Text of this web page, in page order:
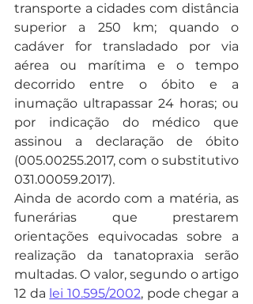
transporte a cidades com distância
superior a 250 km; quando o
cadáver for transladado por via
aérea ou marítima e o tempo
decorrido entre o óbito e a
inumação ultrapassar 24 horas; ou
por indicação do médico que
assinou a declaração de óbito
(005.00255.2017, com o substitutivo
031.00059.2017).
Ainda de acordo com a matéria, as
funerárias que prestarem
orientações equivocadas sobre a
realização da tanatopraxia serão
multadas. O valor, segundo o artigo
12 da lei 10.595/2002, pode chegar a